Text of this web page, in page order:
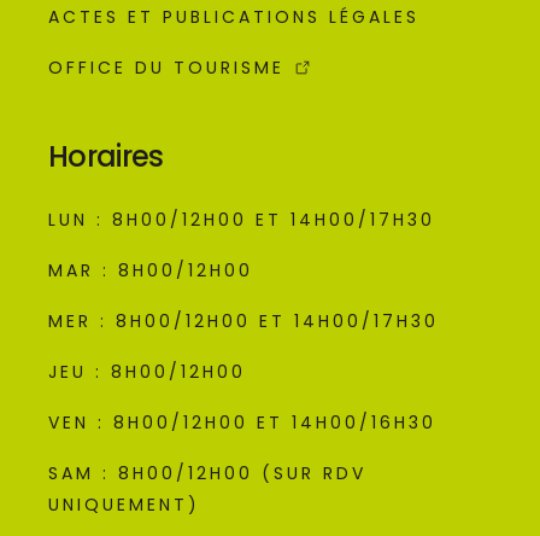
ACTES ET PUBLICATIONS LÉGALES
OFFICE DU TOURISME
Horaires
LUN : 8H00/12H00 ET 14H00/17H30
MAR : 8H00/12H00
MER : 8H00/12H00 ET 14H00/17H30
JEU : 8H00/12H00
VEN : 8H00/12H00 ET 14H00/16H30
SAM : 8H00/12H00 (SUR RDV
UNIQUEMENT)